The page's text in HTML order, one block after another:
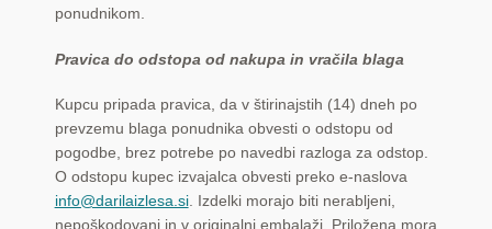
ponudnikom.
Pravica do odstopa od nakupa in vračila blaga
Kupcu pripada pravica, da v štirinajstih (14) dneh po
prevzemu blaga ponudnika obvesti o odstopu od
pogodbe, brez potrebe po navedbi razloga za odstop.
O odstopu kupec izvajalca obvesti preko e-naslova
info@darilaizlesa.si. Izdelki morajo biti nerabljeni,
nepoškodovani in v originalni embalaži. Priložena mora